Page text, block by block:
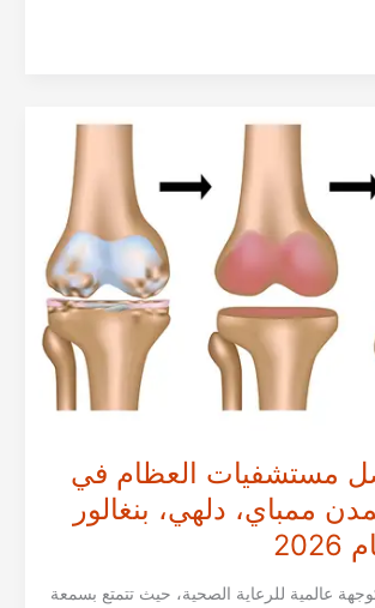
مستشفيات العظام في
ممباي، دلهي، بنغالور
عالمية للرعاية الصحية، حيث تتمتع بسمعة